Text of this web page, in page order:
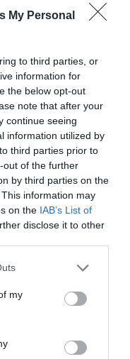
My Personal
to third parties, or
information for
the below opt-out
note that after your
continue seeing
information utilized by
third parties prior to
out of the further
by third parties on the
information may
on the IAB’s List of
disclose it to other
my
Google News
Τέχνη και τον
- ΟΠΕΡΑ